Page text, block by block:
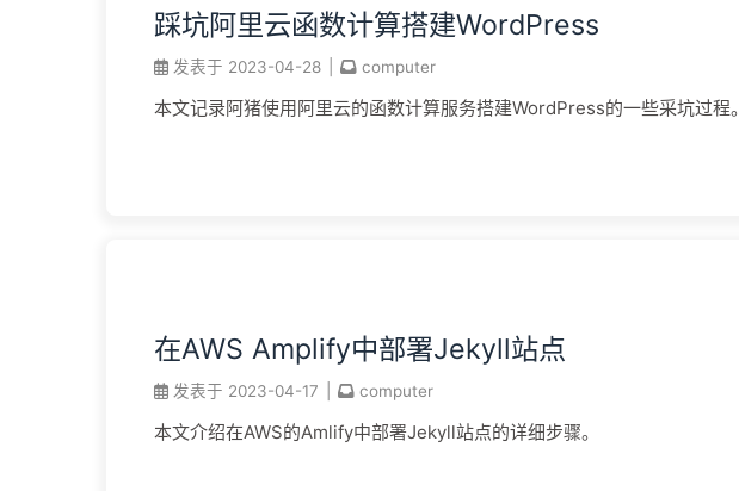
踩坑阿里云函数计算搭建WordPress
发表于 2023-04-28 computer
本文记录阿猪使用阿里云的函数计算服务搭建WordPress的一些采坑过程。
在AWS Amplify中部署Jekyll站点
发表于 2023-04-17 computer
本文介绍在AWS的Amlify中部署Jekyll站点的详细步骤。